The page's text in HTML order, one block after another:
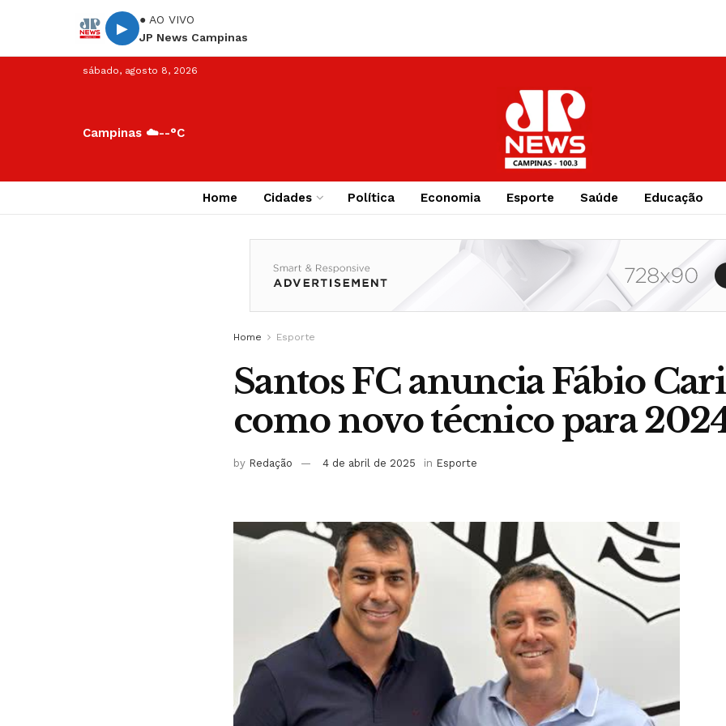
▶
● AO VIVO
JP News Campinas
sábado, agosto 8, 2026
Campinas ☁️--°C
Home Cidades Política Economia Esporte Saúde Educação
Home Esporte
Santos FC anuncia Fábio
como novo técnico para
by Redação 4 de abril de 2025 in Esporte